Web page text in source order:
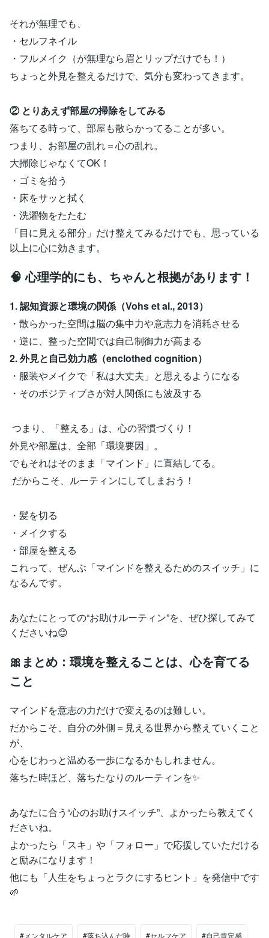
それが無理でも、
・セルフネイル
・フルメイク（が無理なら眉とリップだけでも！）
ちょっと外見を整えるだけで、気分も変わってきます。
② とりあえず部屋の掃除をしてみる
落ちてる時って、部屋も散らかってることが多い。
つまり、お部屋の乱れ＝心の乱れ。
大掃除じゃなくてOK！
・ゴミを拾う
・床をサッと拭く
・洗濯物をたたむ
「目に見える部分」だけ整えてみるだけでも、思っている
以上に心に効きます。
🧠 心理学的にも、ちゃんと根拠があります！
1. 認知資源と環境の関係（Vohs et al., 2013）
・散らかった空間は脳の集中力や意志力を消耗させる
・逆に、整った空間では自己制御力が高まる
2. 外見と自己効力感（enclothed cognition）
・服装やメイクで「私は大丈夫」と思えるようになる
・そのポジティブさが対人関係にも波及する
つまり、「整える」は、心の習慣づくり！
外見や部屋は、全部「環境要因」。
でもそれはそのまま「マインド」に直結してる。
だからこそ、ルーティンにしてしまおう！
・髪を切る
・メイクする
・部屋を整える
これって、ぜんぶ「マインドを整えるためのスイッチ」に
なるんです。
あなたにとっての“お助けルーティン”を、ぜひ探してみて
くださいね😊
🎀まとめ：環境を整えることは、心を育てる
こと
マインドを意志の力だけで変えるのは難しい。
だからこそ、自分の外側＝見える世界から整えていくこと
が、
心をじわっと温める一歩になるかもしれません。
落ちた時ほど、落ちたなりのルーティンを✨
あなたに合う“心のお助けスイッチ”、よかったら教えてく
ださいね。
よかったら「スキ」や「フォロー」で応援していただける
と励みになります！
他にも「人生をちょっとラクにするヒント」を発信中です
🌱
#メンタルケア #落ち込んだ時 #セルフケア #自己肯定感